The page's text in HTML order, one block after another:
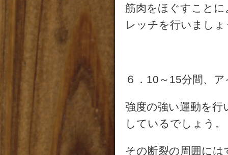
筋肉をほぐすこと
レッチを行いましょ
６．10～15分間、
強度の強い運動を
しているでしょう。
その断裂の周囲に